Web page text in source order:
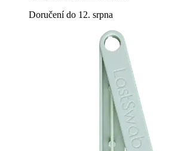
Doručení do 12. srpna